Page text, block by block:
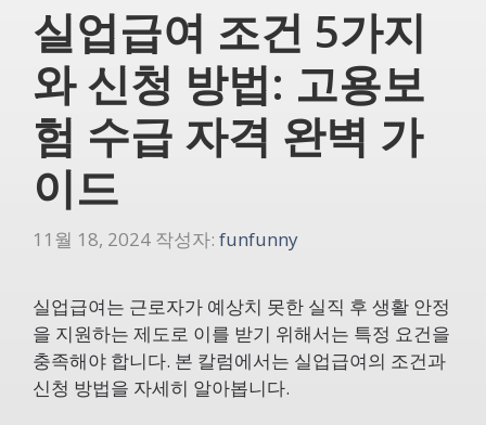
실업급여 조건 5가지
와 신청 방법: 고용보
험 수급 자격 완벽 가
이드
11월 18, 2024 작성자: funfunny
실업급여는 근로자가 예상치 못한 실직 후 생활 안정
을 지원하는 제도로 이를 받기 위해서는 특정 요건을
충족해야 합니다. 본 칼럼에서는 실업급여의 조건과
신청 방법을 자세히 알아봅니다.